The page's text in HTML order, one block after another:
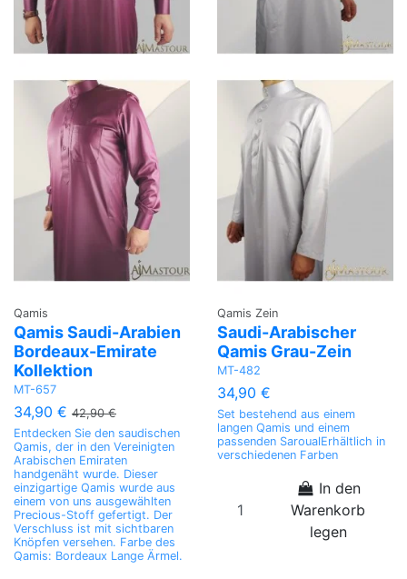
Qamis
Qamis Saudi-Arabien
Bordeaux-Emirate
Kollektion
MT-657
34,90 € 42,90 €
Entdecken Sie den saudischen
Qamis, der in den Vereinigten
Arabischen Emiraten
handgenäht wurde. Dieser
einzigartige Qamis wurde aus
einem von uns ausgewählten
Precious-Stoff gefertigt. Der
Verschluss ist mit sichtbaren
Knöpfen versehen. Farbe des
Qamis: Bordeaux Lange Ärmel.
Qamis Zein
Saudi-Arabischer
Qamis Grau-Zein
MT-482
34,90 €
Set bestehend aus einem
langen Qamis und einem
passenden SaroualErhältlich in
verschiedenen Farben
In den
Warenkorb
legen